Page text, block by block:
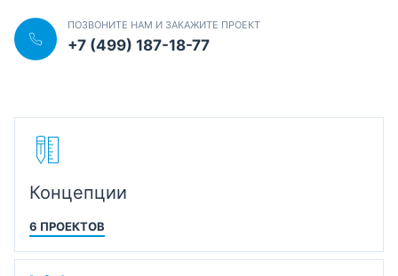
ПОЗВОНИТЕ НАМ И ЗАКАЖИТЕ ПРОЕКТ
+7 (499) 187-18-77
Концепции
6 ПРОЕКТОВ